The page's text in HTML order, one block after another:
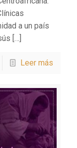
a un país
[…]
Leer más